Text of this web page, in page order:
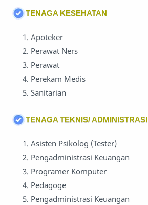
TENAGA KESEHATAN
Apoteker
Perawat Ners
Perawat
Perekam Medis
Sanitarian
TENAGA TEKNIS/ ADMINISTRASI
Asisten Psikolog (Tester)
Pengadministrasi Keuangan
Programer Komputer
Pedagoge
Pengadministrasi Keuangan